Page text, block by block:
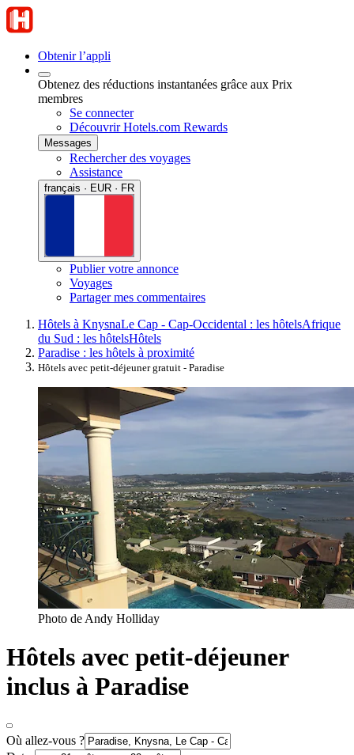
Obtenir l’appli
Obtenez des réductions instantanées grâce aux Prix
membres
Se connecter
Découvrir Hotels.com Rewards
Messages
Rechercher des voyages
Assistance
français · EUR · FR
Publier votre annonce
Voyages
Partager mes commentaires
Hôtels à KnysnaLe Cap - Cap-Occidental : les hôtelsAfrique
du Sud : les hôtelsHôtels
Paradise : les hôtels à proximité
Hôtels avec petit-déjeuner gratuit - Paradise
Photo de Andy Holliday
Hôtels avec petit-déjeuner
inclus à Paradise
Où allez-vous ?